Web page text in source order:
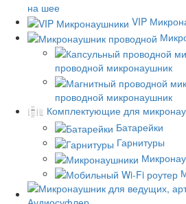
на шее
VIP
проводной микронаушник
проводной микронаушник
Комплектующие для
Батарейки
Гарнитуры